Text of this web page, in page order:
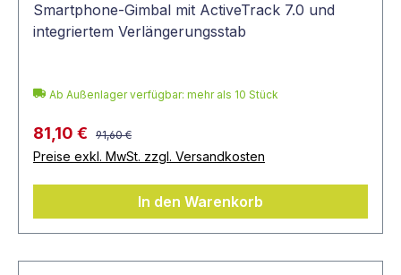
Smartphone-Gimbal mit ActiveTrack 7.0 und
integriertem Verlängerungsstab
Ab Außenlager verfügbar: mehr als 10 Stück
81,10 € 91,60 €
Preise exkl. MwSt. zzgl. Versandkosten
In den Warenkorb